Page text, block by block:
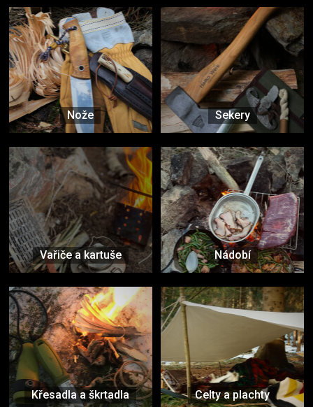
Nože Sekery
Vařiče a kartuše Nádobí
Křesadla a škrtadla Celty a plachty